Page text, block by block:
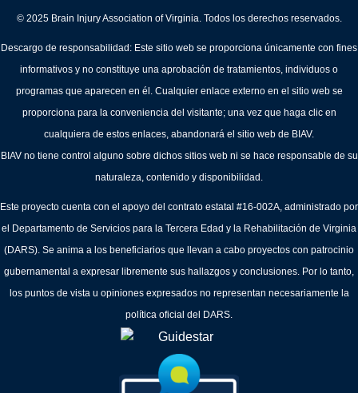
© 2025 Brain Injury Association of Virginia. Todos los derechos reservados.
Descargo de responsabilidad: Este sitio web se proporciona únicamente con fines
informativos y no constituye una aprobación de tratamientos, individuos o
programas que aparecen en él. Cualquier enlace externo en el sitio web se
proporciona para la conveniencia del visitante; una vez que haga clic en
cualquiera de estos enlaces, abandonará el sitio web de BIAV.
BIAV no tiene control alguno sobre dichos sitios web ni se hace responsable de su
naturaleza, contenido y disponibilidad.
Este proyecto cuenta con el apoyo del contrato estatal #16-002A, administrado por
el Departamento de Servicios para la Tercera Edad y la Rehabilitación de Virginia
(DARS). Se anima a los beneficiarios que llevan a cabo proyectos con patrocinio
gubernamental a expresar libremente sus hallazgos y conclusiones. Por lo tanto,
los puntos de vista u opiniones expresados no representan necesariamente la
política oficial del DARS.